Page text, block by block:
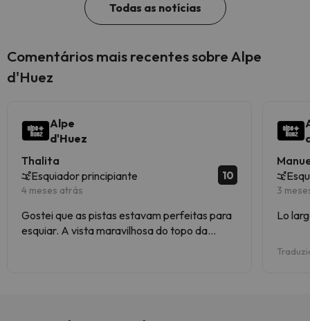
Todas as notícias
Comentários mais recentes sobre Alpe
d'Huez
Alpe
d'Huez
Thalita
Esquiador principiante
4 meses atrás
10
Gostei que as pistas estavam perfeitas para
esquiar. A vista maravilhosa do topo da
3
Lo